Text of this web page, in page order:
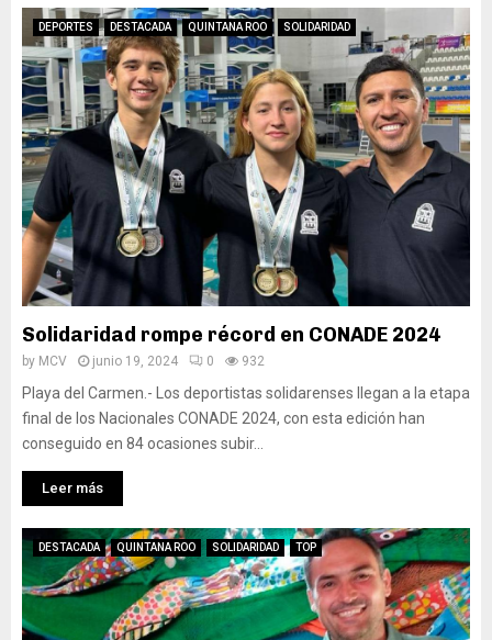
DEPORTES DESTACADA QUINTANA ROO SOLIDARIDAD
Solidaridad rompe récord en CONADE 2024
by MCV junio 19, 2024 0 932
Playa del Carmen.- Los deportistas solidarenses llegan a la etapa
final de los Nacionales CONADE 2024, con esta edición han
conseguido en 84 ocasiones subir...
Leer más
DESTACADA QUINTANA ROO SOLIDARIDAD TOP